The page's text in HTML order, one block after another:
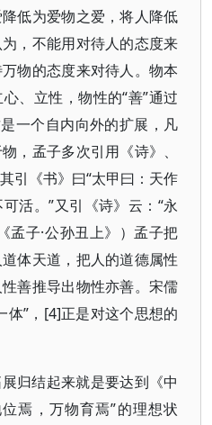
低为爱物之爱，将人降低
，不能用对待人的态度来
物的态度来对待人。物本
、立性，物性的“善”通过
一个自内向外的扩展，凡
，孟子多次引用《诗》、
引《书》曰“太甲曰：天作
活。”又引《诗》云：“永
孟子·公孙丑上》）孟子把
体天道，把人的道德属性
善推导出物性亦善。宋儒
体”，[4]正是对这个思想的
归结起来就是要达到《中
焉，万物育焉”的理想状